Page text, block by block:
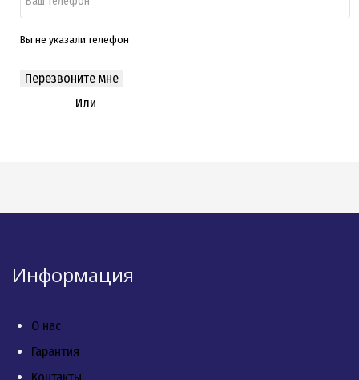
растаможиванию груза.
Вы не указали телефон
Перезвоните мне
Или
Информация
О нас
Гарантия
Контакты